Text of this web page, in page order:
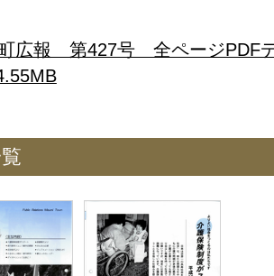
広報 第427号 全ページPDF